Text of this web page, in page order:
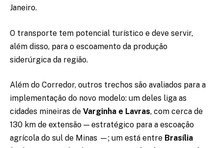
Janeiro.
O transporte tem potencial turístico e deve servir,
além disso, para o escoamento da produção
siderúrgica da região.
Além do Corredor, outros trechos são avaliados para a
implementação do novo modelo: um deles liga as
cidades mineiras de Varginha e Lavras, com cerca de
130 km de extensão — estratégico para a escoação
agrícola do sul de Minas —; um está entre Brasília